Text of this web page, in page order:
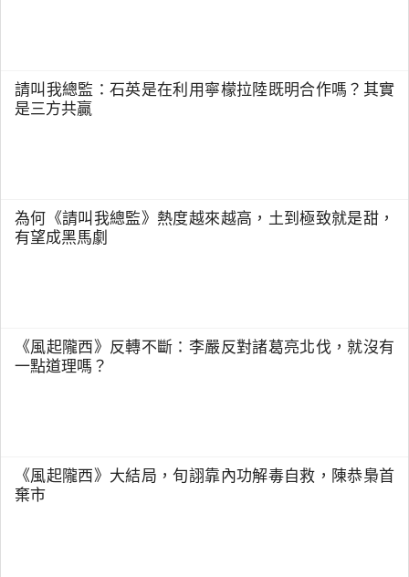
請叫我總監：石英是在利用寧檬拉陸既明合作嗎？其實
是三方共贏
為何《請叫我總監》熱度越來越高，土到極致就是甜，
有望成黑馬劇
《風起隴西》反轉不斷：李嚴反對諸葛亮北伐，就沒有
一點道理嗎？
《風起隴西》大結局，旬詡靠內功解毒自救，陳恭梟首
棄市